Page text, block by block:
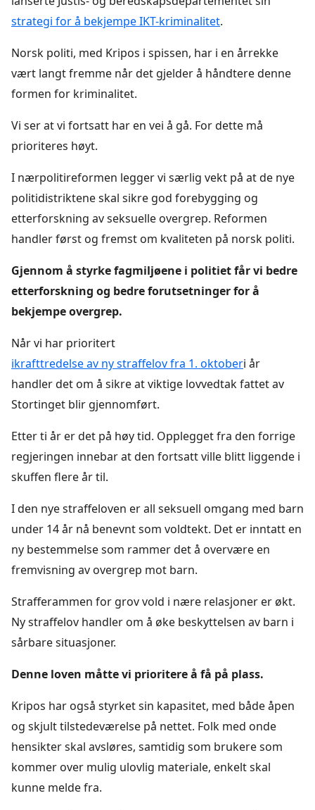
strategi for å bekjempe IKT-kriminalitet.
Norsk politi, med Kripos i spissen, har i en årrekke
vært langt fremme når det gjelder å håndtere denne
formen for kriminalitet.
Vi ser at vi fortsatt har en vei å gå. For dette må
prioriteres høyt.
I nærpolitireformen legger vi særlig vekt på at de nye
politidistriktene skal sikre god forebygging og
etterforskning av seksuelle overgrep. Reformen
handler først og fremst om kvaliteten på norsk politi.
Gjennom å styrke fagmiljøene i politiet får vi bedre
etterforskning og bedre forutsetninger for å
bekjempe overgrep.
Når vi har prioritert
ikrafttredelse av ny straffelov fra 1. oktoberi år
handler det om å sikre at viktige lovvedtak fattet av
Stortinget blir gjennomført.
Etter ti år er det på høy tid. Opplegget fra den forrige
regjeringen innebar at den fortsatt ville blitt liggende i
skuffen flere år til.
I den nye straffeloven er all seksuell omgang med barn
under 14 år nå benevnt som voldtekt. Det er inntatt en
ny bestemmelse som rammer det å overvære en
fremvisning av overgrep mot barn.
Strafferammen for grov vold i nære relasjoner er økt.
Ny straffelov handler om å øke beskyttelsen av barn i
sårbare situasjoner.
Denne loven måtte vi prioritere å få på plass.
Kripos har også styrket sin kapasitet, med både åpen
og skjult tilstedeværelse på nettet. Folk med onde
hensikter skal avsløres, samtidig som brukere som
kommer over mulig ulovlig materiale, enkelt skal
kunne melde fra.